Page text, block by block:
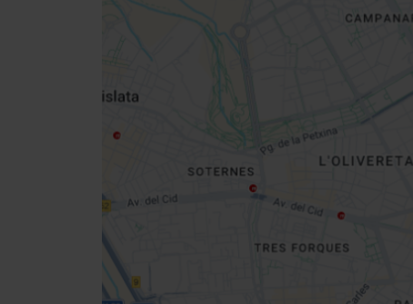
Indicazioni
sidebar